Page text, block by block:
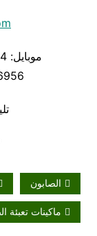
الصابون
ماكينات تعبئة